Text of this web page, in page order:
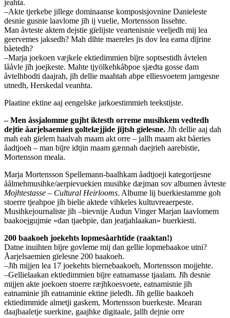
jeahta.
–Akte tjerkebe jillege dominaanse komposisjovnine Danieleste
desnie gusnie laavlome jïh ij vuelie, Mortensson lissehte.
Man åvteste aktem dejstie gïelijste veartenisnie veeljedh mij lea
geervemes jaksedh? Mah dïhte maereles jis dov lea earna dïjrine
båetedh?
–Marja joekoen væjkele ektiedimmien bïjre soptsestidh åvtelen
lååvle jïh joejkeste. Mahte tjyölkehkåbpoe sjædta gosse dam
åvtelhbodti daajrah, jïh dellie maahtah abpe elliesvoetem jarngesne
utnedh, Herskedal veanhta.
Plaatine ektine aaj eengelske jarkoestimmieh teekstijste.
– Men åssjalomme gujht iktesth orreme musihkem vedtedh
dejtie åarjelsaemien goltelæjjide jïjtsh gïelesne. Jïh dellie aaj dah
mah eah gïelem haalvah maam akt orre – jallh maam akt båeries
åadtjoeh – man bïjre idtjin maam gænnah daejrieh aarebistie,
Mortensson meala.
Marja Mortensson Spellemann-baalhkam åadtjoeji kategorijesne
åålmehmusihke/aerpievuekien musihke dæjman sov albumen åvteste
Mojhtestasse – Cultural Heirlooms. Albume lij buerkiestamme goh
stoerre tjeahpoe jïh bielie aktede vihkeles kultuvreaerpeste.
Musihkejournaliste jïh –bievnije Audun Vinger Marjan laavlomem
baakoejgujmie «dan tjaebpie, dan jeatjahlaakan» buerkiesti.
200 baakoeh joekehts lopmesåarhtide (raaktan!)
Datne inuihten bïjre govleme mij dan gellie lopmebaakoe utni?
Åarjelsaemien gïelesne 200 baakoeh.
–Jïh mijjen lea 17 joekehts bïernebaakoeh, Mortensson mojjehte.
–Gellielaakan ektiedimmien bïjre eatnamasse tjaalam. Jïh desnie
mijjen akte joekoen stoerre ræjhkoesvoete, eatnamisnie jïh
eatnaminie jïh eatnaminie ektine jieledh. Jïh gellie baakoeh
ektiedimmide almetji gaskem, Mortensson buerkeste. Mearan
daajbaaletje suerkine, gaajhke digitaale, jallh dejnie orre